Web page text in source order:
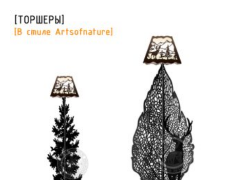
Навесные экраны на радиатор